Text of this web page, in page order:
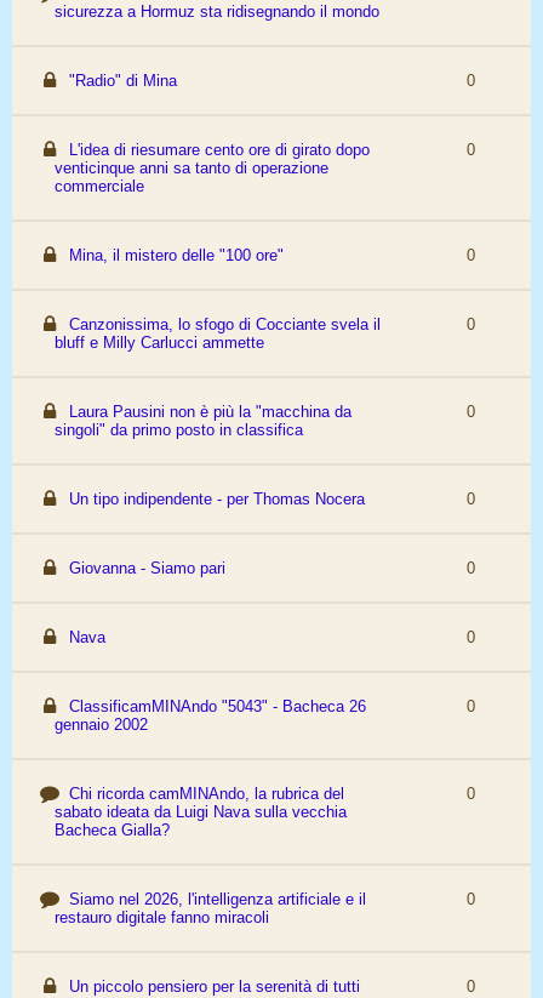
sicurezza a Hormuz sta ridisegnando il mondo
"Radio" di Mina 0
L'idea di riesumare cento ore di girato dopo
venticinque anni sa tanto di operazione
commerciale
0
Mina, il mistero delle "100 ore" 0
Canzonissima, lo sfogo di Cocciante svela il
bluff e Milly Carlucci ammette
0
Laura Pausini non è più la "macchina da
singoli" da primo posto in classifica
0
Un tipo indipendente - per Thomas Nocera 0
Giovanna - Siamo pari 0
Nava 0
ClassificamMINAndo "5043" - Bacheca 26
gennaio 2002
0
Chi ricorda camMINAndo, la rubrica del
sabato ideata da Luigi Nava sulla vecchia
Bacheca Gialla?
0
Siamo nel 2026, l'intelligenza artificiale e il
restauro digitale fanno miracoli
0
Un piccolo pensiero per la serenità di tutti 0